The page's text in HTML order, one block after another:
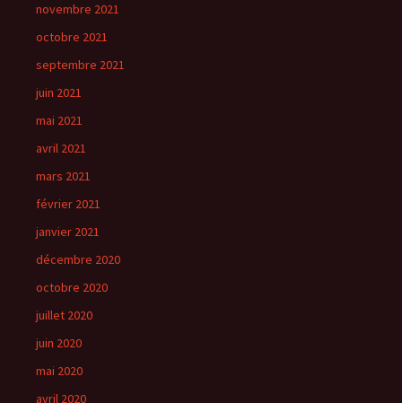
novembre 2021
octobre 2021
septembre 2021
juin 2021
mai 2021
avril 2021
mars 2021
février 2021
janvier 2021
décembre 2020
octobre 2020
juillet 2020
juin 2020
mai 2020
avril 2020